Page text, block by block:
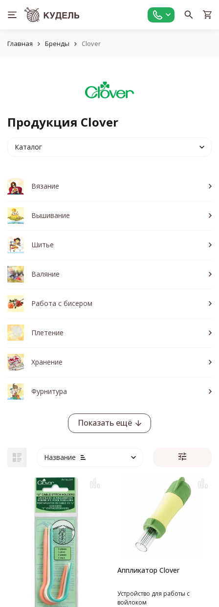
Главная Бренды Clover
Продукция Clover
Каталог
Вязание
Вышивание
Шитье
Валяние
Работа с бисером
Плетение
Хранение
Фурнитура
Показать ещё
Название
Аппликатор Clover
Устройство для работы с
войлоком